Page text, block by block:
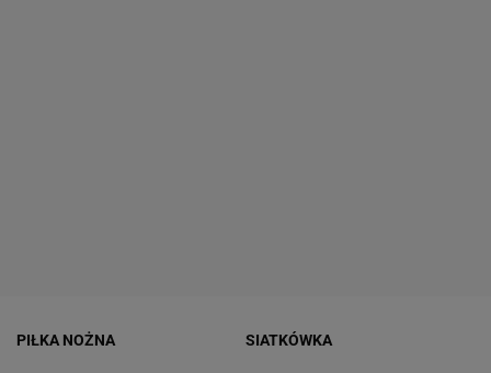
PIŁKA NOŻNA SIATKÓWKA